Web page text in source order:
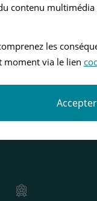
contenu
les
moment via le lien
Accepter